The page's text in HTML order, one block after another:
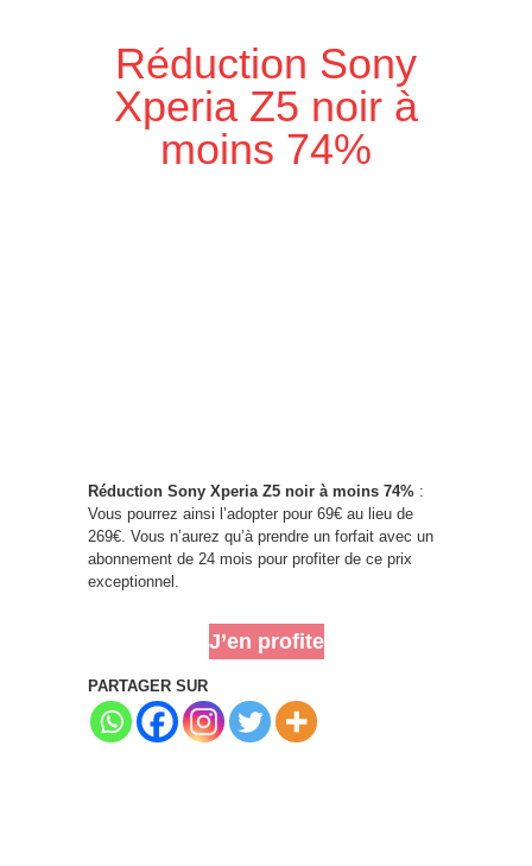
Réduction Sony
Xperia Z5 noir à
moins 74%
Réduction Sony Xperia Z5 noir à moins 74% :
Vous pourrez ainsi l’adopter pour 69€ au lieu de
269€. Vous n’aurez qu’à prendre un forfait avec un
abonnement de 24 mois pour profiter de ce prix
exceptionnel.
J’en profite
PARTAGER SUR